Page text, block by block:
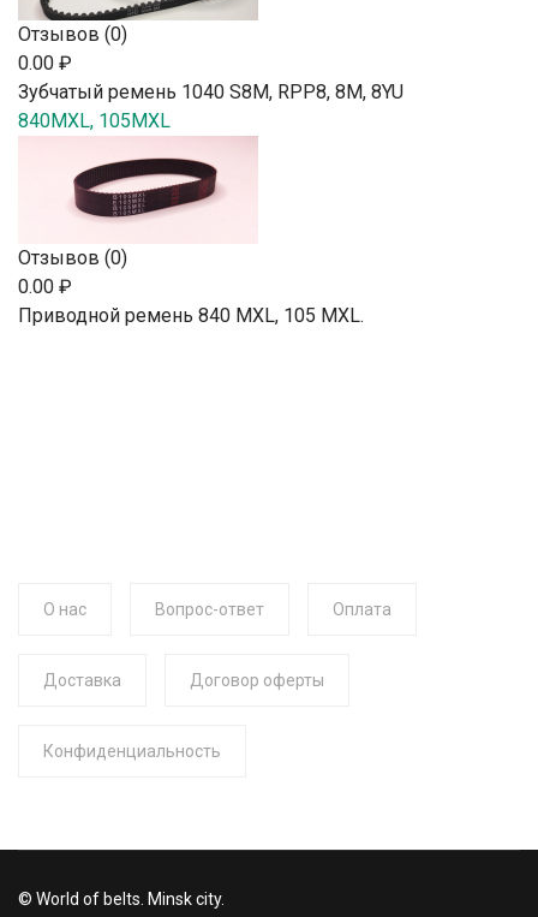
Отзывов (0)
0.00 ₽
Зубчатый ремень 1040 S8M, RPP8, 8М, 8YU
840MXL, 105MXL
Отзывов (0)
0.00 ₽
Приводной ремень 840 MXL, 105 MXL.
О нас Вопрос-ответ Оплата
Доставка Договор оферты
Конфиденциальность
© World of belts. Minsk city.